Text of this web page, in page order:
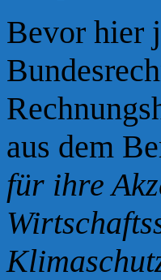
Bevor hier
aus dem
für ihre